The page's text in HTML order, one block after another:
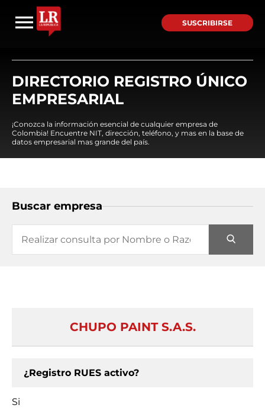
SUSCRIBIRSE
DIRECTORIO REGISTRO ÚNICO
EMPRESARIAL
¡Conozca la información esencial de cualquier empresa de
Colombia! Encuentre NIT, dirección, teléfono, y mas en la base de
datos empresarial mas grande del país.
Buscar empresa
CHUPO PAINT S.A.S.
¿Registro RUES activo?
Si